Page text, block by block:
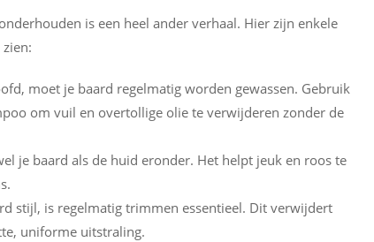
is een heel ander verhaal. Hier zijn enkele
moet je baard regelmatig worden gewassen. Gebruik
om vuil en overtollige olie te verwijderen zonder de
je baard als de huid eronder. Het helpt jeuk en roos te
stijl, is regelmatig trimmen essentieel. Dit verwijdert
uniforme uitstraling.